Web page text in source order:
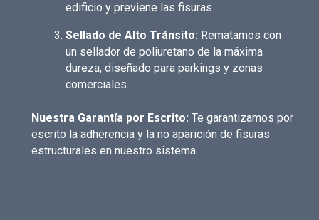
edificio y previene las fisuras.
Sellado de Alto Tránsito: Rematamos con
un sellador de poliuretano de la máxima
dureza, diseñado para parkings y zonas
comerciales.
Nuestra Garantía por Escrito: Te garantizamos por
escrito la adherencia y la no aparición de fisuras
estructurales en nuestro sistema.